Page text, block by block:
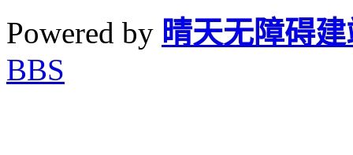
Powered by 晴天无障碍
BBS